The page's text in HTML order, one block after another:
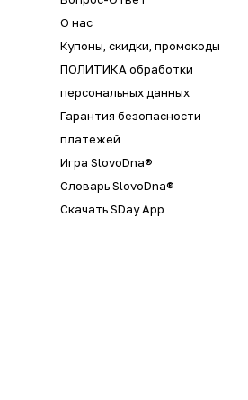
О нас
Купоны, скидки, промокоды
ПОЛИТИКА обработки
персональных данных
Гарантия безопасности
платежей
Игра SlovoDna®
Словарь SlovoDna®
Скачать SDay App